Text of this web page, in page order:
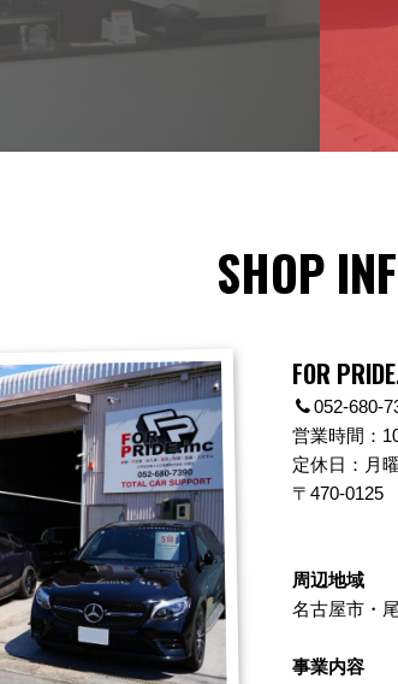
SHOP
FOR
052-680-
営業時間：
定休日：月
〒470-0125
周辺地域
名古屋市・
事業内容